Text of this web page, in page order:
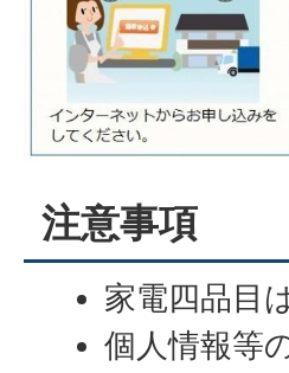
注意事項
家電四品目
個人情報等